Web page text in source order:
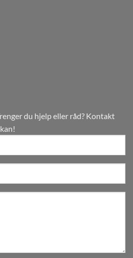
du hjelp eller råd? Kontakt